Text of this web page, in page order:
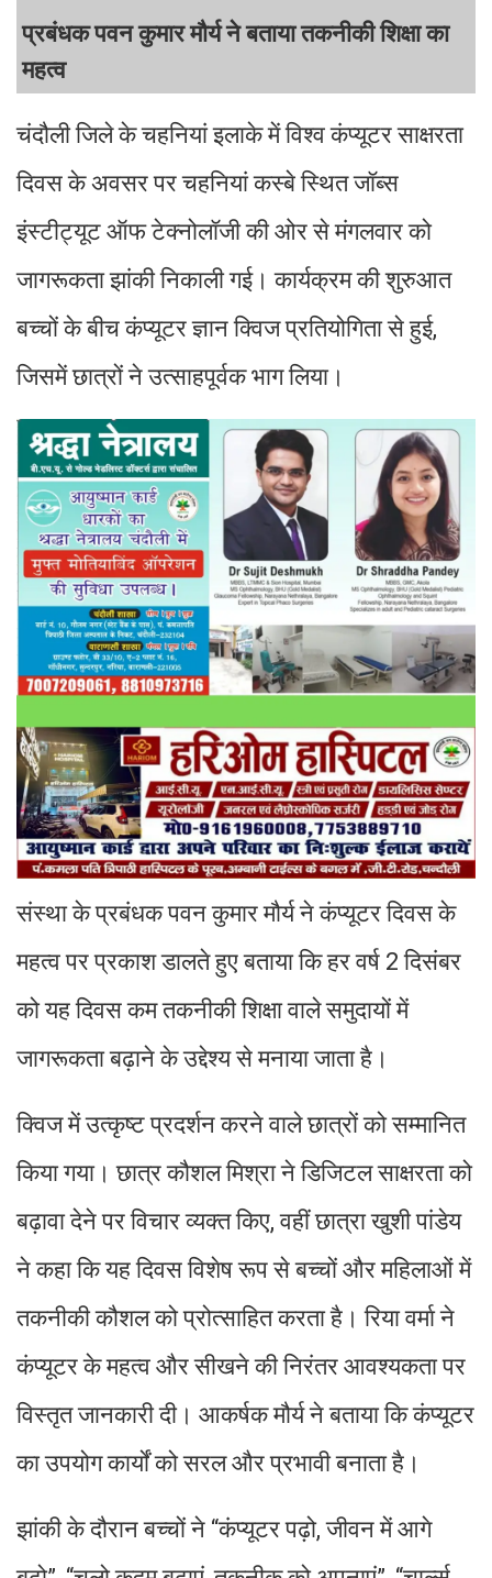
प्रबंधक पवन कुमार मौर्य ने बताया तकनीकी शिक्षा का
महत्व
चंदौली जिले के चहनियां इलाके में विश्व कंप्यूटर साक्षरता
दिवस के अवसर पर चहनियां कस्बे स्थित जॉब्स
इंस्टीट्यूट ऑफ टेक्नोलॉजी की ओर से मंगलवार को
जागरूकता झांकी निकाली गई। कार्यक्रम की शुरुआत
बच्चों के बीच कंप्यूटर ज्ञान क्विज प्रतियोगिता से हुई,
जिसमें छात्रों ने उत्साहपूर्वक भाग लिया।
संस्था के प्रबंधक पवन कुमार मौर्य ने कंप्यूटर दिवस के
महत्व पर प्रकाश डालते हुए बताया कि हर वर्ष 2 दिसंबर
को यह दिवस कम तकनीकी शिक्षा वाले समुदायों में
जागरूकता बढ़ाने के उद्देश्य से मनाया जाता है।
क्विज में उत्कृष्ट प्रदर्शन करने वाले छात्रों को सम्मानित
किया गया। छात्र कौशल मिश्रा ने डिजिटल साक्षरता को
बढ़ावा देने पर विचार व्यक्त किए, वहीं छात्रा खुशी पांडेय
ने कहा कि यह दिवस विशेष रूप से बच्चों और महिलाओं में
तकनीकी कौशल को प्रोत्साहित करता है। रिया वर्मा ने
कंप्यूटर के महत्व और सीखने की निरंतर आवश्यकता पर
विस्तृत जानकारी दी। आकर्षक मौर्य ने बताया कि कंप्यूटर
का उपयोग कार्यों को सरल और प्रभावी बनाता है।
झांकी के दौरान बच्चों ने “कंप्यूटर पढ़ो, जीवन में आगे